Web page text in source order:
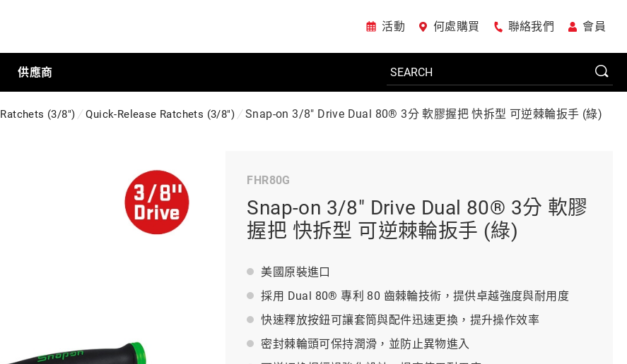
活動 何處購買 聯絡我們 會員
車廠專用工具
美國JohnBean設備
BAHCO 瑞典魚牌
供應商
Ratchets (3/8") Quick-Release Ratchets (3/8") Snap-on 3/8" Drive Dual 80® 3分 軟膠握把 快拆型 可逆棘輪扳手 (綠)
FHR80G
Snap-on 3/8" Drive Dual 80® 3分 軟膠
握把 快拆型 可逆棘輪扳手 (綠)
美國原裝進口
採用 Dual 80® 專利 80 齒棘輪技術，提供卓越強度與耐用度
快速釋放按鈕可讓套筒與配件迅速更換，提升操作效率
密封棘輪頭可保持潤滑，並防止異物進入